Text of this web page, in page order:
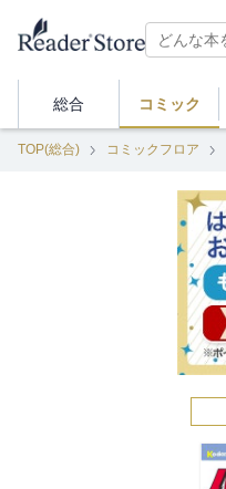
総合 コミック
TOP(総合) コミックフロア